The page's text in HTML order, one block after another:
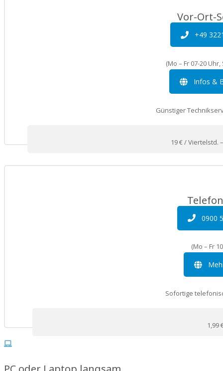
Vor-Ort-
+49
(Mo – Fr 07-20 Uhr,
Infos &
Günstiger
19 € / Viertelstd.
0900
(Mo – Fr
Sofortige
1,99